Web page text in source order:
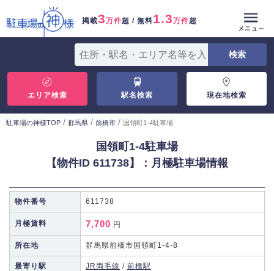
掲載3万件超 / 無料1.3万件超
エリア検索 駅名検索 現在地検索
駐車場の神様TOP / 群馬県 / 前橋市 / 国領町1-4駐車場
国領町1-4駐車場
【物件ID 611738】：月極駐車場情報
物件番号 611738
月極賃料 7,700 円
所在地 群馬県前橋市国領町1-4-8
最寄り駅 JR両毛線 / 前橋駅